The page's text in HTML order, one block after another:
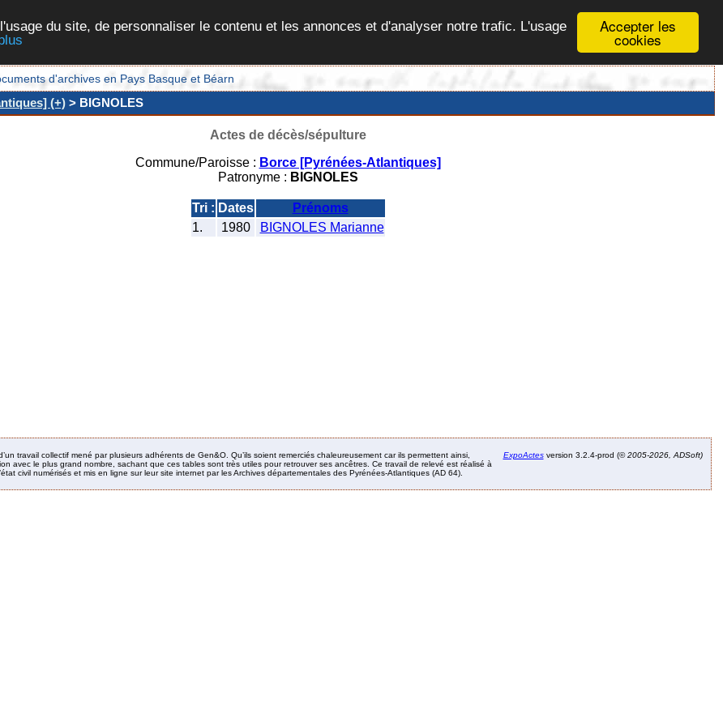
Accepter les
cookies
du site, de personnaliser le contenu et les annonces et d'analyser notre trafic. L'usage
d'archives en Pays Basque et Béarn
(+) > BIGNOLES
Actes de décès/sépulture
Commune/Paroisse : Borce [Pyrénées-Atlantiques]
Patronyme : BIGNOLES
Tri : Dates
Prénoms
1.
1980 BIGNOLES Marianne
travail collectif mené par plusieurs adhérents de Gen&O. Qu’ils soient remerciés chaleureusement car ils permettent ainsi,
avec le plus grand nombre, sachant que ces tables sont très utiles pour retrouver ses ancêtres. Ce travail de relevé est réalisé à
civil numérisés et mis en ligne sur leur site internet par les Archives départementales des Pyrénées-Atlantiques (AD 64).
ExpoActesversion 3.2.4-prod (©2005-2026, ADSoft)